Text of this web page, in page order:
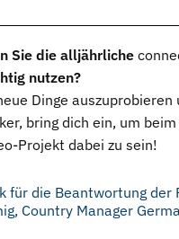
Sie die alljährliche
nutzen?
Dinge auszuprobieren
bring dich ein, um
Projekt dabei zu sein!
für die Beantwortung der
Country Manager